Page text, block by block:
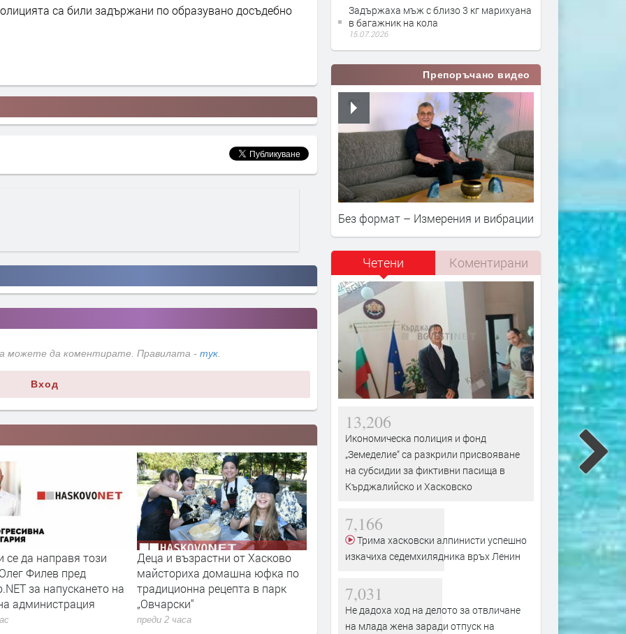
са били задържани по образувано досъдебно
можете да коментирате. Правилата - тук.
Вход
и възрастни от Хасково
домашна юфка по
рецепта в парк
2 часа
Жена пострада при
преобръщане на кола между
Манастир и Книжовник
преди 3 часа
Язовир „Тракиец“ с тревожен
незабележимо, а разходът е над
100 пъти по-голям
До 36° и опасни жеги
Задържаха мъж с близо 3 кг марихуана
в багажник на кола
15.07.2026
Препоръчано видео
Без формат – Измерения и вибрации
Четени Коментирани
13,206
Икономическа полиция и фонд
„Земеделие“ са разкрили присвояване
на субсидии за фиктивни пасища в
Кърджалийско и Хасковско
7,166
Трима хасковски алпинисти успешно
изкачиха седемхилядника връх Ленин
7,031
Не дадоха ход на делото за отвличане
на млада жена заради отпуск на